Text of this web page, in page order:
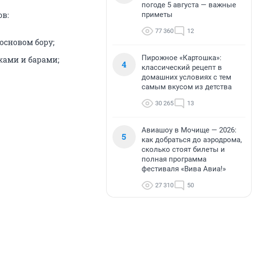
бору;
и барами;
погоде 5 августа — важные
приметы
77 360 12
4
Пирожное «Картошка»:
классический рецепт в
домашних условиях с тем
самым вкусом из детства
30 265 13
5
Авиашоу в Мочище — 2026:
как добраться до аэродрома,
сколько стоят билеты и
полная программа
фестиваля «Вива Авиа!»
27 310 50